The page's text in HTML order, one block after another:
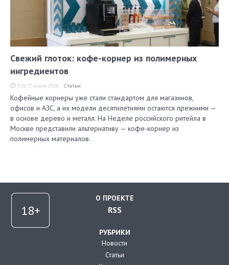
Свежий глоток: кофе-корнер из полимерных
ингредиентов
11:19, 17 июля 2026 Статьи
Кофейные корнеры уже стали стандартом для магазинов,
офисов и АЗС, а их модели десятилетиями остаются прежними —
в основе дерево и металл. На Неделе российского ритейла в
Москве представили альтернативу — кофе-корнер из
полимерных материалов.
О ПРОЕКТЕ
RSS
РУБРИКИ
Новости
Статьи